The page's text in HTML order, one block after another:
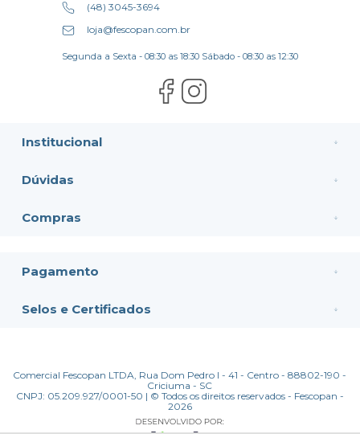
Institucional
Dúvidas
Compras
(48) 3045-3694
loja@fescopan.com.br
Segunda a Sexta - 08:30 as 18:30 Sábado - 08:30 as 12:30
Pagamento
Selos e Certificados
Comercial Fescopan LTDA, Rua Dom Pedro I - 41 - Centro - 88802-190 -
Criciuma - SC
CNPJ: 05.209.927/0001-50 | © Todos os direitos reservados - Fescopan -
2026